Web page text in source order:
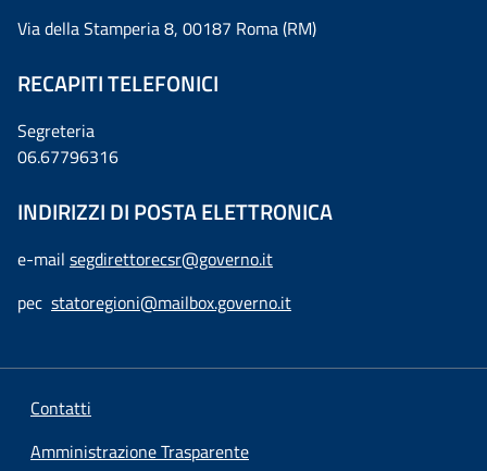
Via della Stamperia 8, 00187 Roma (RM)
RECAPITI TELEFONICI
Segreteria
06.67796316
INDIRIZZI DI POSTA ELETTRONICA
e-mail segdirettorecsr@governo.it
pec statoregioni@mailbox.governo.it
Contatti
Amministrazione Trasparente